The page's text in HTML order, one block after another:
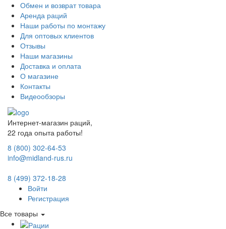
Обмен и возврат товара
Аренда раций
Наши работы по монтажу
Для оптовых клиентов
Отзывы
Наши магазины
Доставка и оплата
О магазине
Контакты
Видеообзоры
Интернет-магазин раций,
22 года опыта работы!
8 (800) 302-64-53
info@midland-rus.ru
8 (499) 372-18-28
Войти
Регистрация
Все товары